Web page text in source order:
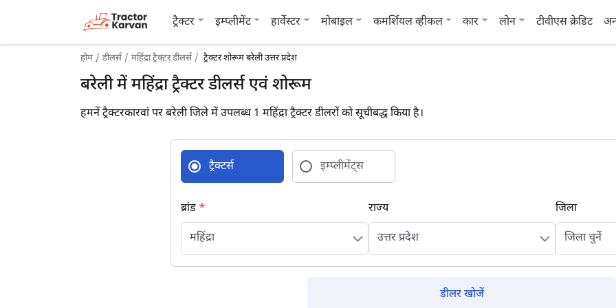
ट्रैक्टर इम्प्लीमेंट हार्वेस्टर मोबाइल कमर्शियल व्हीकल कार लोन टीवीएस क्रेडिट
होम डीलर्स महिंद्रा ट्रैक्टर डीलर्स ट्रैक्टर शोरूम बरेली उत्तर प्रदेश
बरेली में महिंद्रा ट्रैक्टर डीलर्स एवं शोरूम
हमनें ट्रैक्टरकारवां पर बरेली जिले में उपलब्ध 1 महिंद्रा ट्रैक्टर डीलरों को सूचीबद्ध किया है।
ट्रैक्टर्स इम्प्लीमेंट्स
ब्रांड * राज्य जिला
डीलर खोजें